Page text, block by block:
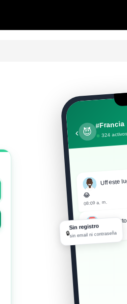
‹ 😈
#Francia
324
Uff este
😂
08:09 a. m.
Che
08:09 a. m.
🔒
Sin registro
sin email ni contraseña